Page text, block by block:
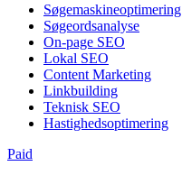
Søgemaskineoptimering
Søgeordsanalyse
On-page SEO
Lokal SEO
Content Marketing
Linkbuilding
Teknisk SEO
Hastighedsoptimering
Paid